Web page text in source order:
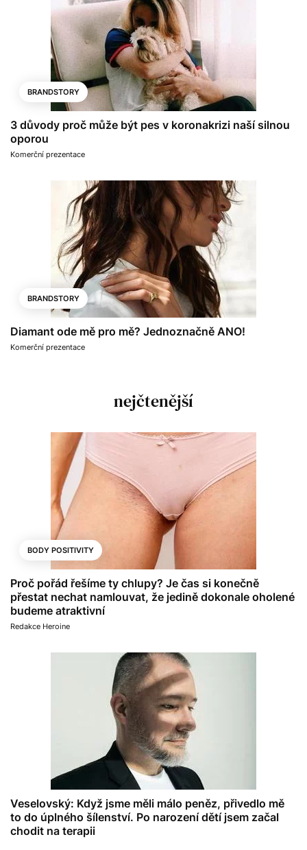
BRANDSTORY
3 důvody proč může být pes v koronakrizi naší silnou
oporou
Komerční prezentace
BRANDSTORY
Diamant ode mě pro mě? Jednoznačně ANO!
Komerční prezentace
nejčtenější
BODY POSITIVITY
Proč pořád řešíme ty chlupy? Je čas si konečně
přestat nechat namlouvat, že jedině dokonale oholené
budeme atraktivní
Redakce Heroine
Veselovský: Když jsme měli málo peněz, přivedlo mě
to do úplného šílenství. Po narození dětí jsem začal
chodit na terapii